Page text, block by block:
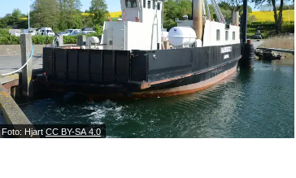
Foto: HjartCC BY-SA 4.0